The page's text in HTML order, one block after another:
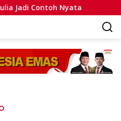
Contoh Nyata